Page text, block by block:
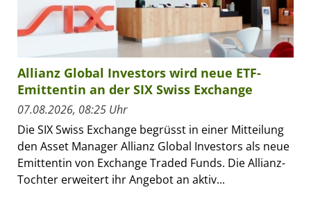
Allianz Global Investors wird neue ETF-
Emittentin an der SIX Swiss Exchange
07.08.2026, 08:25 Uhr
Die SIX Swiss Exchange begrüsst in einer Mitteilung
den Asset Manager Allianz Global Investors als neue
Emittentin von Exchange Traded Funds. Die Allianz-
Tochter erweitert ihr Angebot an aktiv...